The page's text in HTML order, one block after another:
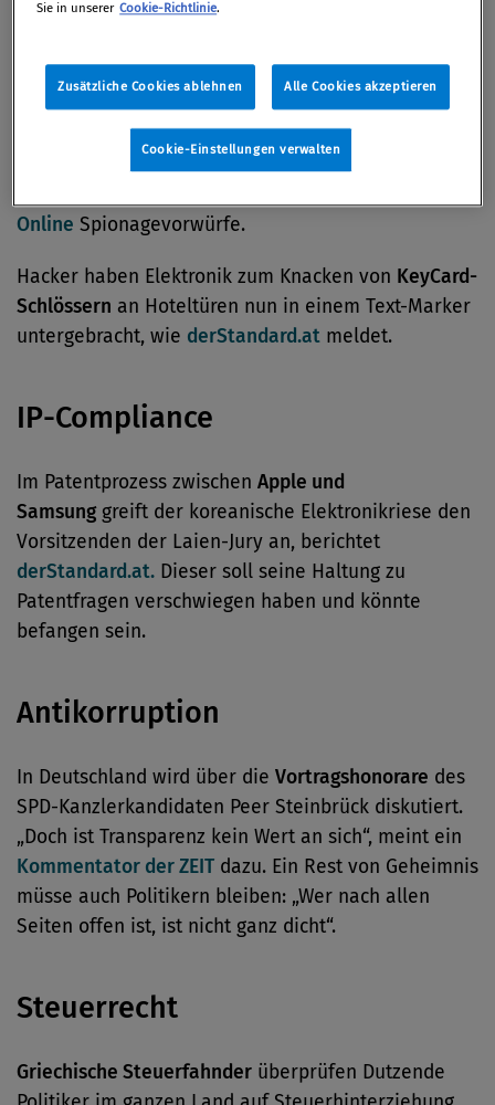
IT-Compliance
Die US-Regierung hindert zweichinesische IT-
Unternehmen
daran, in Amerika tätig zu werden. Sie
Online Spionagevorwürfe.
Hacker haben Elektronik zum Knacken von KeyCard-
Schlössern an Hoteltüren nun in einem Text-Marker
untergebracht, wie derStandard.at meldet.
IP-Compliance
Im Patentprozess zwischen Apple und
Samsunggreift der koreanische Elektronikriese den
Vorsitzenden der Laien-Jury an, berichtet
derStandard.at. Dieser soll seine Haltung zu
Patentfragen verschwiegen haben und könnte
befangen sein.
Antikorruption
In Deutschland wird über die Vortragshonorare des
SPD-Kanzlerkandidaten Peer Steinbrück diskutiert.
„Doch ist Transparenz kein Wert an sich“, meint ein
Kommentator der ZEIT dazu. Ein Rest von Geheimnis
müsse auch Politikern bleiben: „Wer nach allen
Seiten offen ist, ist nicht ganz dicht“.
Steuerrecht
Griechische Steuerfahnder überprüfen Dutzende
Sie in unserer Cookie-Richtlinie.
Zusätzliche Cookies ablehnen Alle Cookies akzeptieren
Cookie-Einstellungen verwalten